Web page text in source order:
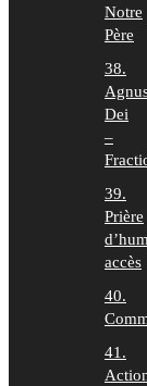
Notre
Père
38.
Dei
–
39.
Prière
accès
40.
41.